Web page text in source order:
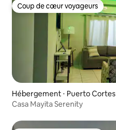
Coup de cœur voyageurs
Coup de cœur voyageurs
Hébergement ⋅ Puerto Cortes
Casa Mayita Serenity